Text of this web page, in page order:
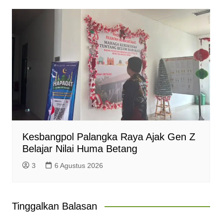
Kesbangpol Palangka Raya Ajak Gen Z
Belajar Nilai Huma Betang
3 6 Agustus 2026
Tinggalkan Balasan